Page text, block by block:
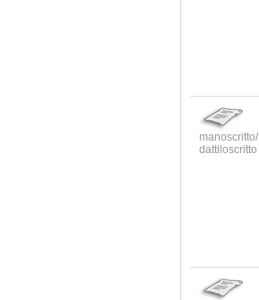
manoscritto/
dattiloscritto